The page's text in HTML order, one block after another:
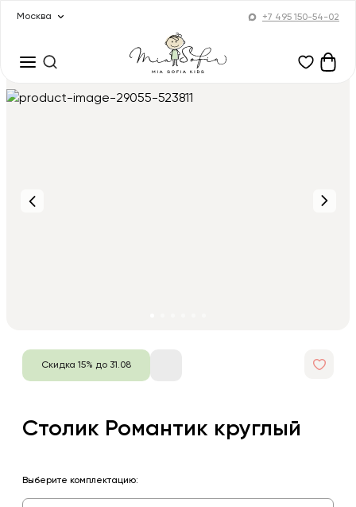
Москва +7 495 150-54-02
Скидка 15% до 31.08
Столик Романтик круглый
Выберите комплектацию: